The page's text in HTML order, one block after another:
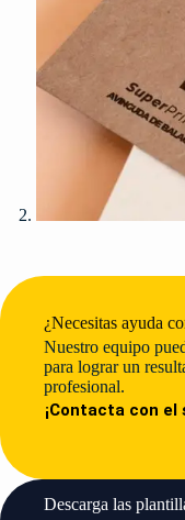
¿Necesitas ayuda
Nuestro equipo
para lograr un
profesional.
¡Contacta con
Descarga las